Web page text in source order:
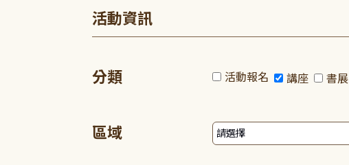
活動資訊
分類 活動報名 講座 書展
區域